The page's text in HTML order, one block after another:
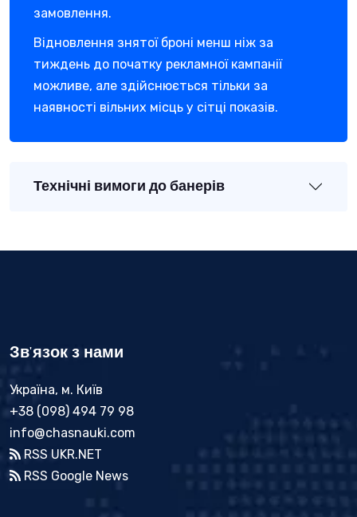
замовлення.
Відновлення знятої броні менш ніж за
тиждень до початку рекламної кампанії
можливе, але здійснюється тільки за
наявності вільних місць у сітці показів.
Технічні вимоги до банерів
Зв'язок з нами
Україна, м. Київ
+38 (098) 494 79 98
info@chasnauki.com
RSS UKR.NET
RSS Google News